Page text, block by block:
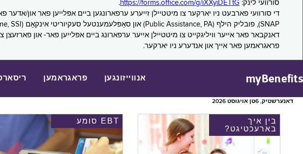
סורוועי לינק: https://forms.office.com/g/iXXyiDETtG
.
דאנקבאר פאר אייער וויליגקייט צו מיטטיילן אייער ערפארונג ביים אפּלייען פאר- און
פראגראמען פאר אייך און אנדערע ניו יארקער.
myBenefits אנווייזונגען פראגראמען
דאנערשטיק, 6טן אויגוסט 2026
EBT סומע
בין איך
בארעכטיגט?